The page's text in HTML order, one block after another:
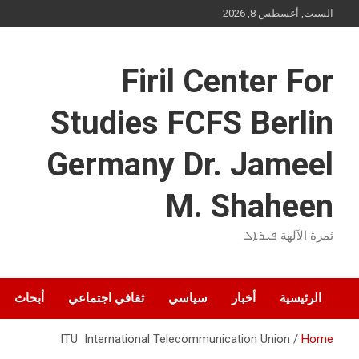
to
السبت, أغسطس 8, 2026
Firil Center For
Studies FCFS Berlin
Germany Dr. Jameel
M. Shaheen
ثمرة الآلهة ܦܝܪܐܠ
الرئيسية أخبار سياسي ثقافي اجتماعي أبحاث
Home
ITU International Telecommunication Union